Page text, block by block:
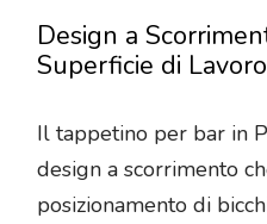
Design a
Superficie di
Il tappetino per bar in
design a scorrimento
posizionamento di